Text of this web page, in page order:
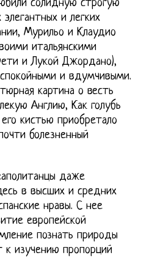
солидную строгую
и легких
Мурильо и Клаудио
итальянскими
и Лукой Джордано),
и вдумчивыми.
картина о весть
Англию, Как голубь
кистью приобретало
болезненный
даже
в высших и средних
нравы. С нее
европейской
познать природы
к изучению пропорций